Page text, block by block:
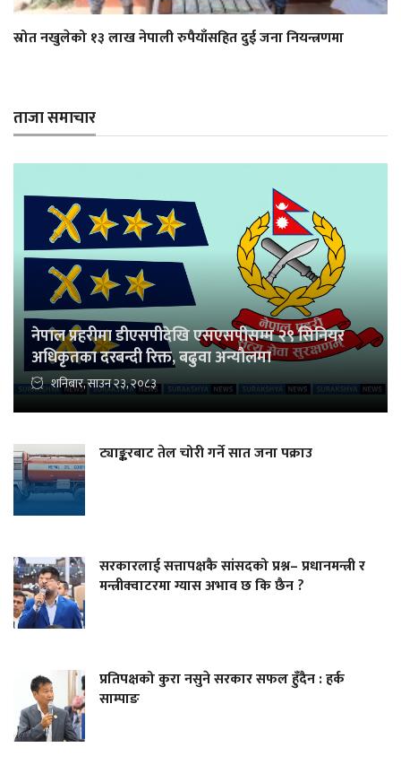
स्रोत नखुलेको १३ लाख नेपाली रुपैयाँसहित दुई जना नियन्त्रणमा
ताजा समाचार
नेपाल प्रहरीमा डीएसपीदेखि एसएसपीसम्म २९ सिनियर
अधिकृतका दरबन्दी रिक्त, बढुवा अन्यौलमा
शनिबार, साउन २३, २०८३
ट्याङ्करबाट तेल चोरी गर्ने सात जना पक्राउ
सरकारलाई सत्तापक्षकै सांसदको प्रश्न– प्रधानमन्त्री र
मन्त्रीक्वाटरमा ग्यास अभाव छ कि छैन ?
प्रतिपक्षको कुरा नसुने सरकार सफल हुँदैन : हर्क
साम्पाङ